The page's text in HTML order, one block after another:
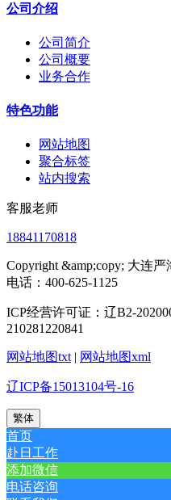
公司介绍
公司简介
公司概要
业务合作
特色功能
网站地图
聚合标签
站内搜索
客服老师
18841170818
Copyright &amp;copy; 大连
电话：400-625-1125
ICP经营许可证：辽B2-
210281220841
网站地图txt | 网站地图xml
辽ICP备15013104号-16
繁体
首页
赴日工作
添加微信
电话咨询